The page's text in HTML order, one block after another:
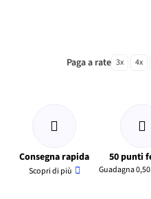
Paga a rate 3x 4x
Consegna rapida
Scopri di più
50 punti
Guadagna